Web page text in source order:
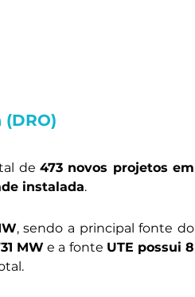
de 473 novos projetos em
instalada.
, sendo a principal fonte do
MW e a fonte UTE possui 8